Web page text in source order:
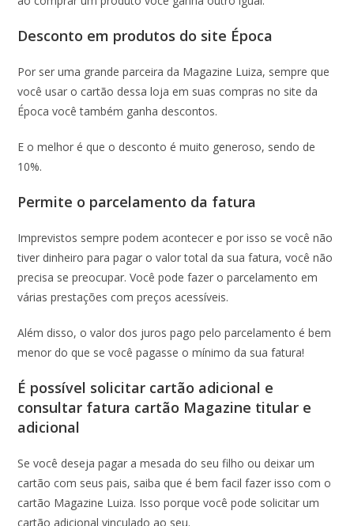
Desconto em produtos do site Época
Por ser uma grande parceira da Magazine Luiza, sempre que
você usar o cartão dessa loja em suas compras no site da
Época você também ganha descontos.
E o melhor é que o desconto é muito generoso, sendo de
10%.
Permite o parcelamento da fatura
Imprevistos sempre podem acontecer e por isso se você não
tiver dinheiro para pagar o valor total da sua fatura, você não
precisa se preocupar. Você pode fazer o parcelamento em
várias prestações com preços acessíveis.
Além disso, o valor dos juros pago pelo parcelamento é bem
menor do que se você pagasse o mínimo da sua fatura!
É possível solicitar cartão adicional e
consultar fatura cartão Magazine titular e
adicional
Se você deseja pagar a mesada do seu filho ou deixar um
cartão com seus pais, saiba que é bem facil fazer isso com o
cartão Magazine Luiza. Isso porque você pode solicitar um
cartão adicional vinculado ao seu.